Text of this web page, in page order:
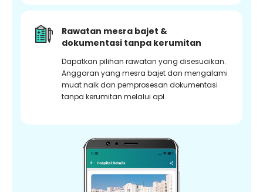
Rawatan mesra bajet &
dokumentasi tanpa kerumitan
Dapatkan pilihan rawatan yang disesuaikan.
Anggaran yang mesra bajet dan mengalami
muat naik dan pemprosesan dokumentasi
tanpa kerumitan melalui apl.